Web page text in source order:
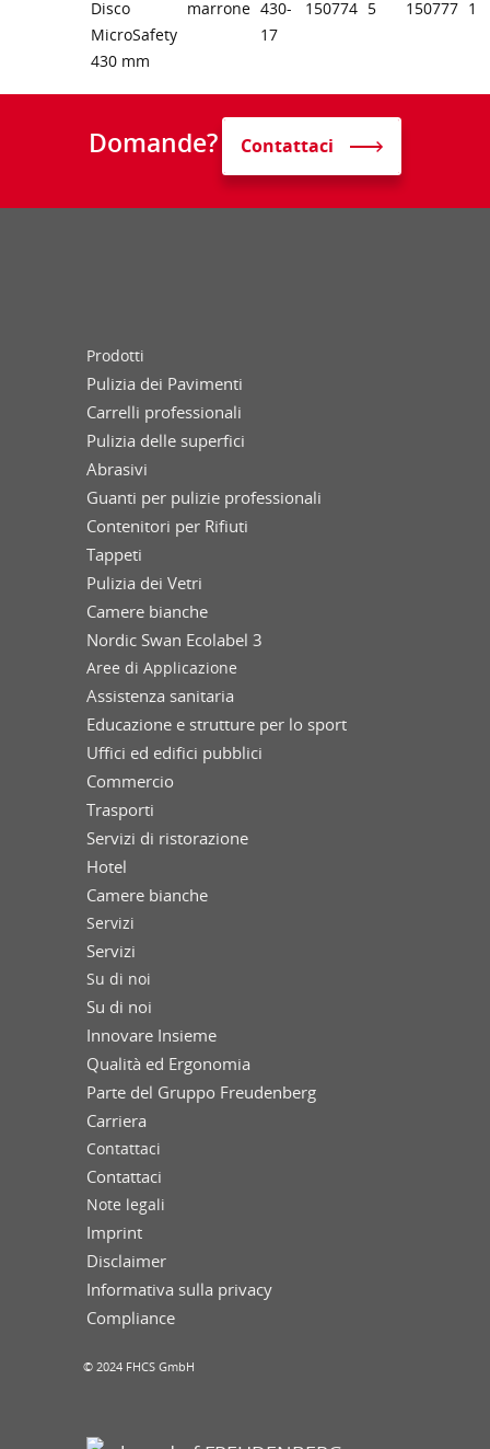
Disco
MicroSafety
430 mm
marrone 430-
17
150774 5 150777 1
Domande? Contattaci
Prodotti
Pulizia dei Pavimenti
Carrelli professionali
Pulizia delle superfici
Abrasivi
Guanti per pulizie professionali
Contenitori per Rifiuti
Tappeti
Pulizia dei Vetri
Camere bianche
Nordic Swan Ecolabel 3
Aree di Applicazione
Assistenza sanitaria
Educazione e strutture per lo sport
Uffici ed edifici pubblici
Commercio
Trasporti
Servizi di ristorazione
Hotel
Camere bianche
Servizi
Servizi
Su di noi
Su di noi
Innovare Insieme
Qualità ed Ergonomia
Parte del Gruppo Freudenberg
Carriera
Contattaci
Contattaci
Note legali
Imprint
Disclaimer
Informativa sulla privacy
Compliance
© 2024 FHCS GmbH